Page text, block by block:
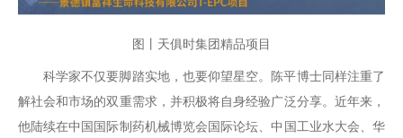
图丨天俱时集团精品项目
科学家不仅要脚踏实地，也要仰望星空。陈平博士同样注重了
解社会和市场的双重需求，并积极将自身经验广泛分享。近年来，
他陆续在中国国际制药机械博览会国际论坛、中国工业水大会、华